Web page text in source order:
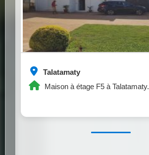
Talatamaty
Maison à étage F5 à Talatamaty.